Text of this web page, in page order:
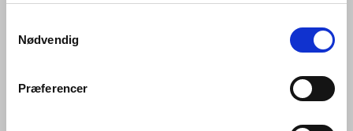
Nødvendig
Præferencer
Total højde på 280mm